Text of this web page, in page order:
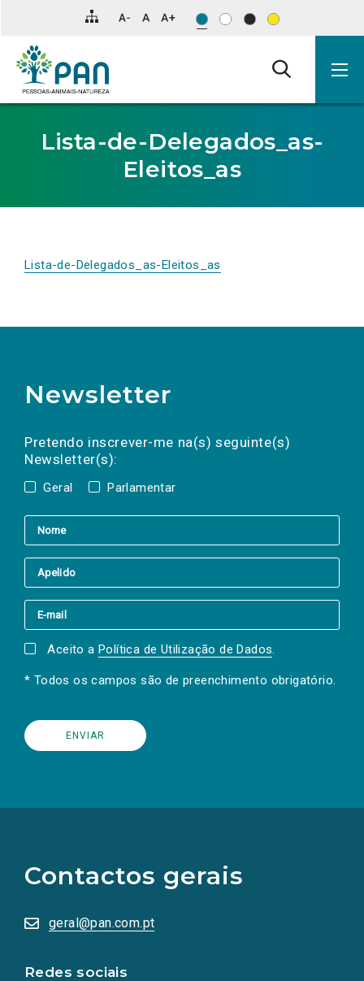
para
conteúdo
principal
da
Lista-de-Delegados_as-
Eleitos_as
Lista-de-Delegados_as-Eleitos_as
Newsletter
Pretendo inscrever-me na(s) seguinte(s)
Newsletter(s):
Geral Parlamentar
a(s) newsletter(s).
mail
Aceito a Política de Utilização de Dados.
* Todos os campos são de preenchimento obrigatório.
Contactos gerais
geral@pan.com.pt
Redes sociais
redes
sociais
numa
nova